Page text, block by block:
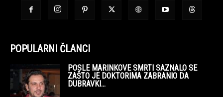
POPULARNI ČLANCI
POSLE MARINKOVE SMRTI SAZNALO SE
ZAŠTO JE DOKTORIMA ZABRANIO DA
DUBRAVKI...